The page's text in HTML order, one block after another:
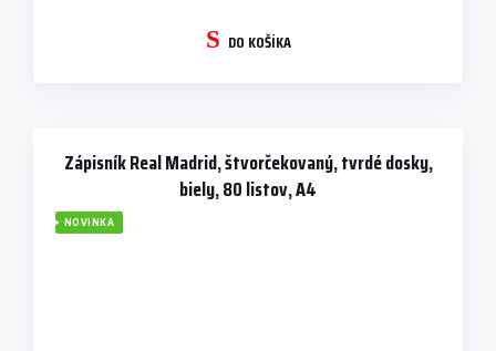
DO KOŠÍKA
Zápisník Real Madrid, štvorčekovaný, tvrdé dosky,
biely, 80 listov, A4
NOVINKA